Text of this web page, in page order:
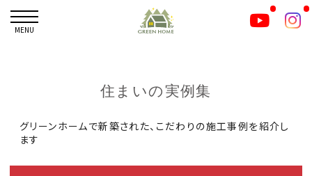
MENU
住まいの実例集
グリーンホームで新築された、こだわりの施工事例を紹介し
ます